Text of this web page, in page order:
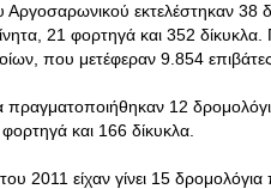
Αργοσαρωνικού εκτελέστηκαν 38
21 φορτηγά και 352 δίκυκλα.
που μετέφεραν 9.854
12
και 166 δίκυκλα.
2011 είχαν γίνει 15